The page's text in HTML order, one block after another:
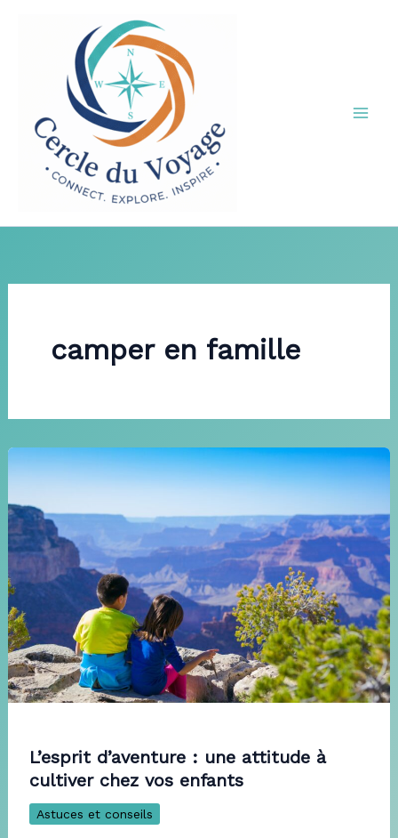
camper en famille
L’esprit d’aventure : une attitude à
cultiver chez vos enfants
Astuces et conseils